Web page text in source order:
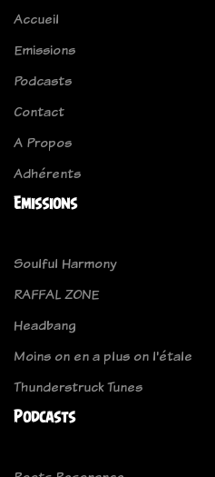
Accueil
Emissions
Podcasts
Contact
A Propos
Adhérents
Emissions
Soulful Harmony
RAFFAL ZONE
Headbang
Moins on en a plus on l'étale
Thunderstruck Tunes
Podcasts